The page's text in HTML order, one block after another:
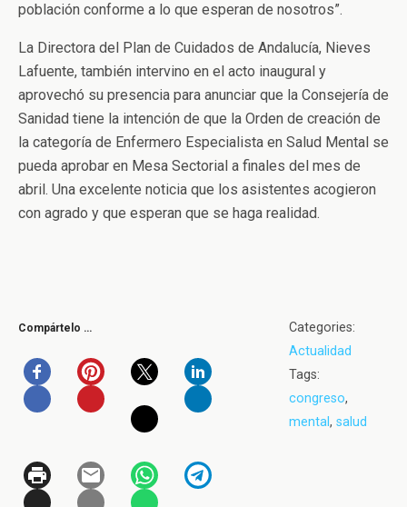
población conforme a lo que esperan de nosotros”.
La Directora del Plan de Cuidados de Andalucía, Nieves
Lafuente, también intervino en el acto inaugural y
aprovechó su presencia para anunciar que la Consejería de
Sanidad tiene la intención de que la Orden de creación de
la categoría de Enfermero Especialista en Salud Mental se
pueda aprobar en Mesa Sectorial a finales del mes de
abril. Una excelente noticia que los asistentes acogieron
con agrado y que esperan que se haga realidad.
Compártelo …
Categories:
Actualidad
Tags:
congreso,
mental, salud